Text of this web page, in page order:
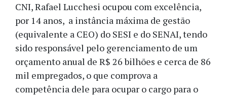
CNI, Rafael Lucchesi ocupou com excelência,
por 14 anos, a instância máxima de gestão
(equivalente a CEO) do SESI e do SENAI, tendo
sido responsável pelo gerenciamento de um
orçamento anual de R$ 26 bilhões e cerca de 86
mil empregados, o que comprova a
competência dele para ocupar o cargo para o